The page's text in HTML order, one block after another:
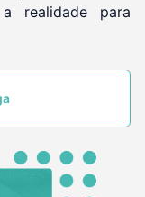
realidade para